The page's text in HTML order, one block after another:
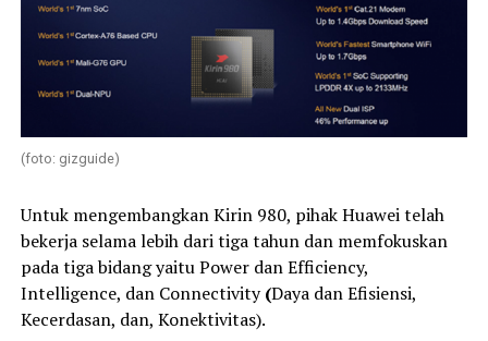
(foto: gizguide)
Untuk mengembangkan Kirin 980, pihak Huawei telah
bekerja selama lebih dari tiga tahun dan memfokuskan
pada tiga bidang yaitu Power dan Efficiency,
Intelligence, dan Connectivity(Daya dan Efisiensi,
Kecerdasan, dan, Konektivitas).